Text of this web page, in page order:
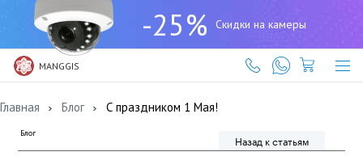
-25% Скидки на камеры
MANGGIS
(727)
317-
61-
61
Главная Блог С праздником 1 Мая!
Блог Назад к статьям